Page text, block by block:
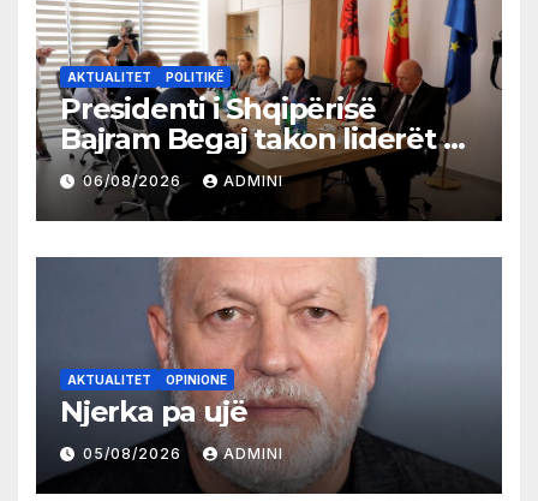
AKTUALITET POLITIKË
Presidenti i Shqipërisë
Bajram Begaj takon liderët e
partive shqiptare në Ulqin
06/08/2026 ADMINI
AKTUALITET OPINIONE
Njerka pa ujë
05/08/2026 ADMINI